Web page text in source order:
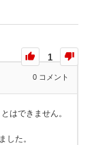
1
0 コメント
はできません。
した。